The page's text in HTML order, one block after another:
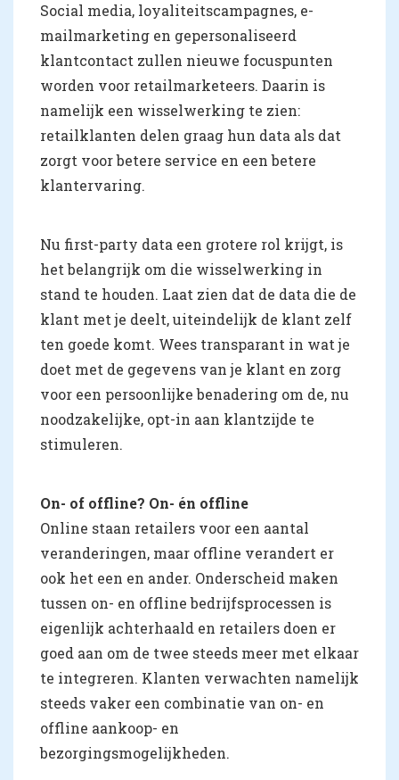
Social media, loyaliteitscampagnes, e-
mailmarketing en gepersonaliseerd
klantcontact zullen nieuwe focuspunten
worden voor retailmarketeers. Daarin is
namelijk een wisselwerking te zien:
retailklanten delen graag hun data als dat
zorgt voor betere service en een betere
klantervaring.
Nu first-party data een grotere rol krijgt, is
het belangrijk om die wisselwerking in
stand te houden. Laat zien dat de data die de
klant met je deelt, uiteindelijk de klant zelf
ten goede komt. Wees transparant in wat je
doet met de gegevens van je klant en zorg
voor een persoonlijke benadering om de, nu
noodzakelijke, opt-in aan klantzijde te
stimuleren.
On- of offline? On- én offline
Online staan retailers voor een aantal
veranderingen, maar offline verandert er
ook het een en ander. Onderscheid maken
tussen on- en offline bedrijfsprocessen is
eigenlijk achterhaald en retailers doen er
goed aan om de twee steeds meer met elkaar
te integreren. Klanten verwachten namelijk
steeds vaker een combinatie van on- en
offline aankoop- en
bezorgingsmogelijkheden.